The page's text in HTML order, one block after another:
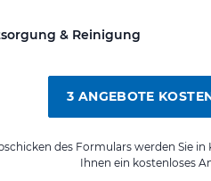
& Reinigung
3 ANGEBOTE
des Formulars werden Sie
Ihnen ein kostenloses